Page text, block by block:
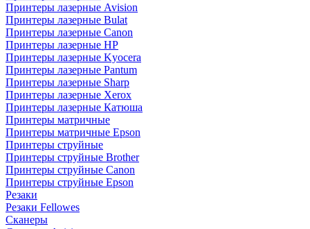
Принтеры лазерные Avision
Принтеры лазерные Bulat
Принтеры лазерные Canon
Принтеры лазерные HP
Принтеры лазерные Kyocera
Принтеры лазерные Pantum
Принтеры лазерные Sharp
Принтеры лазерные Xerox
Принтеры лазерные Катюша
Принтеры матричные
Принтеры матричные Epson
Принтеры струйные
Принтеры струйные Brother
Принтеры струйные Canon
Принтеры струйные Epson
Резаки
Резаки Fellowes
Сканеры